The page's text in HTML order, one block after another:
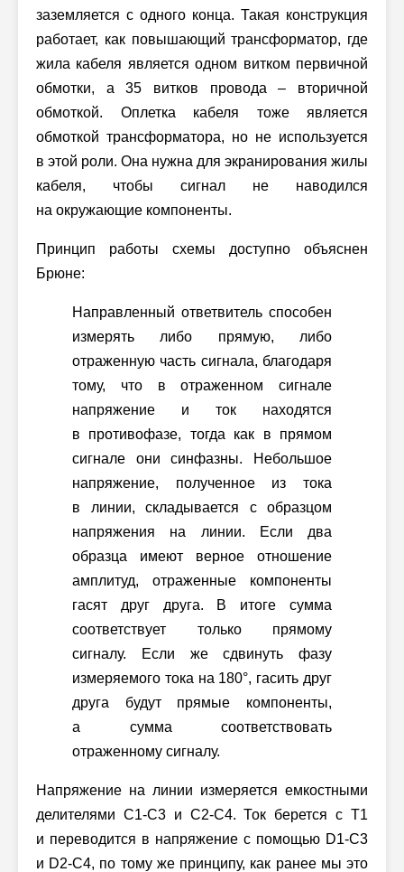
заземляется с одного конца. Такая конструкция
работает, как повышающий трансформатор, где
жила кабеля является одном витком первичной
обмотки, а 35 витков провода – вторичной
обмоткой. Оплетка кабеля тоже является
обмоткой трансформатора, но не используется
в этой роли. Она нужна для экранирования жилы
кабеля, чтобы сигнал не наводился
на окружающие компоненты.
Принцип работы схемы доступно объяснен
Брюне:
Направленный ответвитель способен
измерять либо прямую, либо
отраженную часть сигнала, благодаря
тому, что в отраженном сигнале
напряжение и ток находятся
в противофазе, тогда как в прямом
сигнале они синфазны. Небольшое
напряжение, полученное из тока
в линии, складывается с образцом
напряжения на линии. Если два
образца имеют верное отношение
амплитуд, отраженные компоненты
гасят друг друга. В итоге сумма
соответствует только прямому
сигналу. Если же сдвинуть фазу
измеряемого тока на 180°, гасить друг
друга будут прямые компоненты,
а сумма соответствовать
отраженному сигналу.
Напряжение на линии измеряется емкостными
делителями C1-C3 и C2-C4. Ток берется с T1
и переводится в напряжение с помощью D1-C3
и D2-C4, по тому же принципу, как ранее мы это